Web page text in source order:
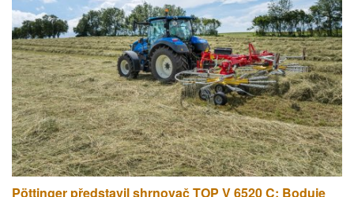
Pöttinger představil shrnovač TOP V 6520 C: Boduje